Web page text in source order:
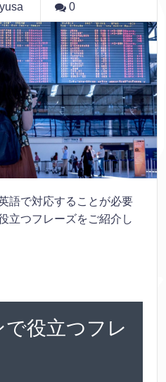
0
語で対応することが必要
立つフレーズをご紹介し
役立つフレ